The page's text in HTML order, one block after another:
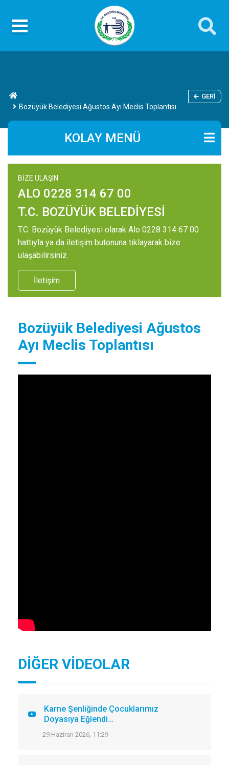
Bozüyük Belediyesi Ağustos Ayı Meclis Toplantısı
GERI
KOLAY MENÜ
BİZE ULAŞIN
ALO 0228 314 67 00
T.C. BOZÜYÜK BELEDİYESİ
T.C. Bozüyük Belediyesi olarak Alo 0228 314 67 00
hattıyla ya da iletişim butonuna tıklayarak bize
ulaşabilirsiniz.
İletişim
Bozüyük Belediyesi Ağustos
Ayı Meclis Toplantısı
DİĞER VİDEOLAR
Karne Şenliğinde Çocuklarımız
Doyasıya Eğlendi…
29 Haziran 2026, 11:29